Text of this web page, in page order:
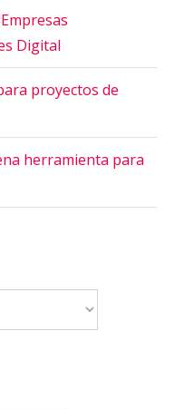
Digital
proyectos de
herramienta para